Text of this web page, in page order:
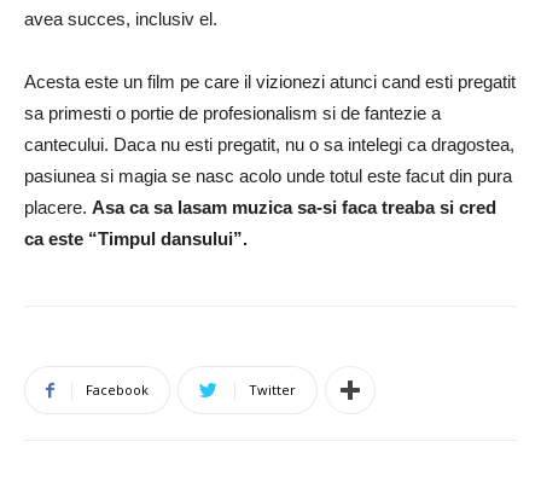
avea succes, inclusiv el.
Acesta este un film pe care il vizionezi atunci cand esti pregatit
sa primesti o portie de profesionalism si de fantezie a
cantecului. Daca nu esti pregatit, nu o sa intelegi ca dragostea,
pasiunea si magia se nasc acolo unde totul este facut din pura
placere. Asa ca sa lasam muzica sa-si faca treaba si cred
ca este “Timpul dansului”.
Facebook Twitter